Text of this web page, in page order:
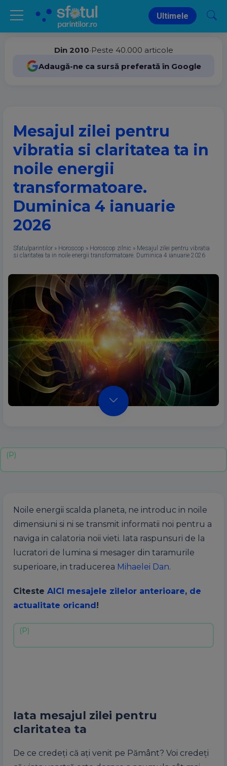
Ultimele
Din 2010•Peste 40.000 articole
Adaugă-ne ca sursă preferată în Google
Mesajul zilei pentru
vibratia si claritatea ta in
noile energii
transformatoare.
Duminica 4 ianuarie
2026
Sfatulparintilor » Horoscop » Horoscop zilnic » Mesajul zilei pentru vibratia
si claritatea ta in noile energii transformatoare. Duminica 4 ianuarie 2026
Noile energii scalda planeta, ne introduc in noile
dimensiuni si ni se transmit informatii noi pentru a
naviga in calatoria noii vieti. Iata raspunsuri de la
lucratori de lumina si mesager din taramurile
superioare, in traducerea Mihaelei Dan.
Citeste AICI mesajele zilelor anterioare, de
actualitate oricand!
Iata mesajul zilei pentru
claritatea ta
De ce credeți că ați venit pe Pământ? Voi credeți